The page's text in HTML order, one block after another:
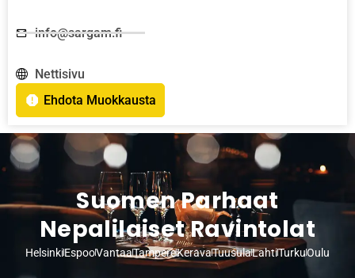
info@sargam.fi
Nettisivu
Ehdota Muokkausta
Suomen Parhaat
Nepalilaiset Ravintolat
HelsinkiEspooVantaaTampereKeravaTuusulaLahtiTurkuOulu